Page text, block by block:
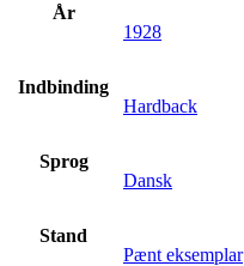
År
1928
Indbinding
Hardback
Sprog
Dansk
Stand
Pænt eksemplar